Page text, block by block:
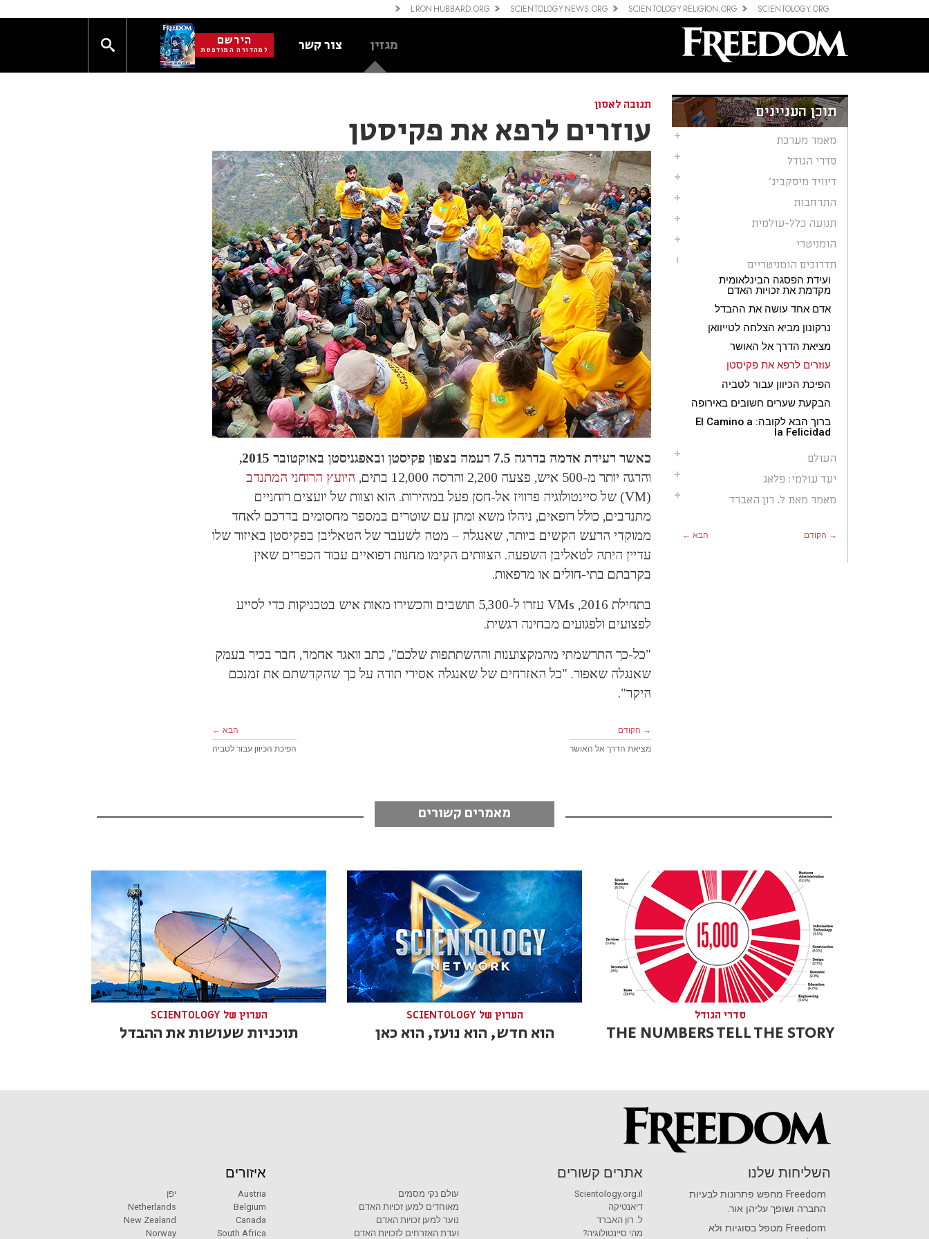
L RON HUBBARD.ORG SCIENTOLOGY NEWS.ORG SCIENTOLOGY RELIGION.ORG SCIENTOLOGY.ORG
מגזין צור קשר הירשם
למהדורה המודפסת
תוכן העניינים
מאמר מערכת
סדרי הגודל
דיוויד מיסקביג'
התרחבות
תנועה כלל-עולמית
הומניטרי
תדרוכים הומניטריים
ועידת הפסגה הבינלאומית
מקדמת את זכויות האדם
אדם אחד עושה את ההבדל
נרקונון מביא הצלחה לטייוואן
מציאת הדרך אל האושר
עוזרים לרפא את פקיסטן
הפיכת הכיוון עבור לטביה
הבקעת שערים חשובים באירופה
ברוך הבא לקובה: El Camino a
la Felicidad
העולם
יעד עולמי: פלאג
מאמר מאת ל. רון האברד
→ הקודם הבא ←
תגובה לאסון
עוזרים לרפא את פקיסטן
כאשר רעידת אדמה בדרגה 7.5 רעמה בצפון פקיסטן ובאפגניסטן
באוקטובר 2015,
והרגה יותר מ-500 איש, פצעה 2,200 והרסה 12,000 בתים,
היועץ הרוחני המתנדב
(VM) של סיינטולוגיה פרוויז אל-חסן פעל במהירות. הוא וצוות של יועצים רוחניים
מתנדבים, כולל רופאים, ניהלו משא ומתן עם שוטרים במספר מחסומים בדרכם לאחד
ממוקדי הרעש הקשים ביותר, שאנגלה – מטה לשעבר של הטאליבן בפקיסטן באיזור שלו
עדיין היתה לטאליבן השפעה. הצוותים הקימו מחנות רפואיים עבור הכפרים שאין
בקרבתם בתי-חולים או מרפאות.
בתחילת 2016, VMs עזרו ל-5,300 תושבים והכשירו מאות איש בטכניקות כדי לסייע
לפצועים ולפגועים מבחינה רגשית.
"כל-כך התרשמתי מהמקצוענות וההשתתפות שלכם", כתב וואגר אחמד, חבר בכיר בעמק
שאנגלה שאפור. "כל האזרחים של שאנגלה אסירי תודה על כך שהקדשתם את זמנכם
היקר".
→ הקודם
מציאת הדרך אל האושר
הבא ←
הפיכת הכיוון עבור לטביה
מאמרים קשורים
סדרי הגודל
THE NUMBERS TELL THE STORY
הערוץ של SCIENTOLOGY
הוא חדש, הוא נועז, הוא כאן
הערוץ של SCIENTOLOGY
תוכניות שעושות את ההבדל
השליחות שלנו
Freedom מחפש פתרונות לבעיות
החברה ושופך עליהן אור.
Freedom מטפל בסוגיות ולא
אתרים קשורים
Scientology.org.il
דיאנטיקה
ל. רון האברד
מהי סיינטולוגיה?
עולם נקי מסמים
מאוחדים למען זכויות האדם
נוער למען זכויות האדם
ועדת האזרחים לזכויות האדם
איזורים
Austria
Belgium
Canada
South Africa
יפן
Netherlands
New Zealand
Norway